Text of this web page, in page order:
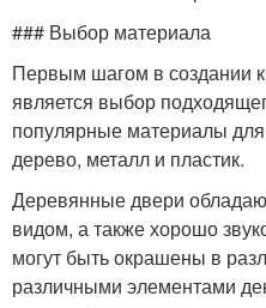
### Выбор материала
Первым шагом в создании
является выбор
популярные материалы
дерево, металл и пластик.
Деревянные двери
видом, а также хорошо
могут быть окрашены в
различными элементами